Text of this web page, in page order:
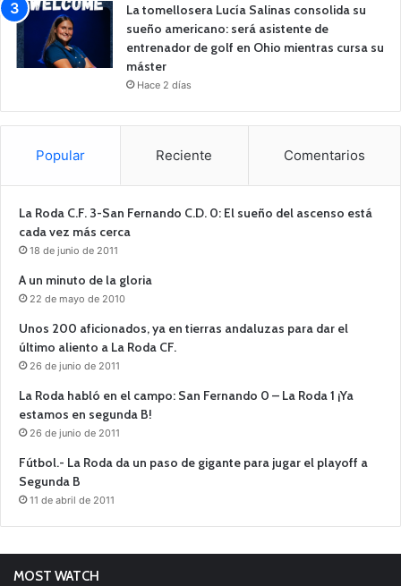
La tomellosera Lucía Salinas consolida su
sueño americano: será asistente de
entrenador de golf en Ohio mientras cursa su
máster
Hace 2 días
Popular Reciente Comentarios
La Roda C.F. 3-San Fernando C.D. 0: El sueño del ascenso está
cada vez más cerca
18 de junio de 2011
A un minuto de la gloria
22 de mayo de 2010
Unos 200 aficionados, ya en tierras andaluzas para dar el
último aliento a La Roda CF.
26 de junio de 2011
La Roda habló en el campo: San Fernando 0 – La Roda 1 ¡Ya
estamos en segunda B!
26 de junio de 2011
Fútbol.- La Roda da un paso de gigante para jugar el playoff a
Segunda B
11 de abril de 2011
MOST WATCH